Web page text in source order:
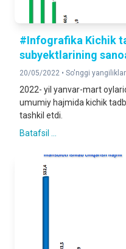
#Infografika Kichik
subyektlarining
20/05/2022 • So'nggi yangiliklar
2022- yil yanvar-mart
umumiy hajmida kichik
tashkil etdi.
Batafsil ...